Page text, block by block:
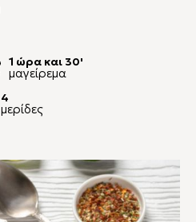
1 ώρα και 30'
μαγείρεμα
4
μερίδες